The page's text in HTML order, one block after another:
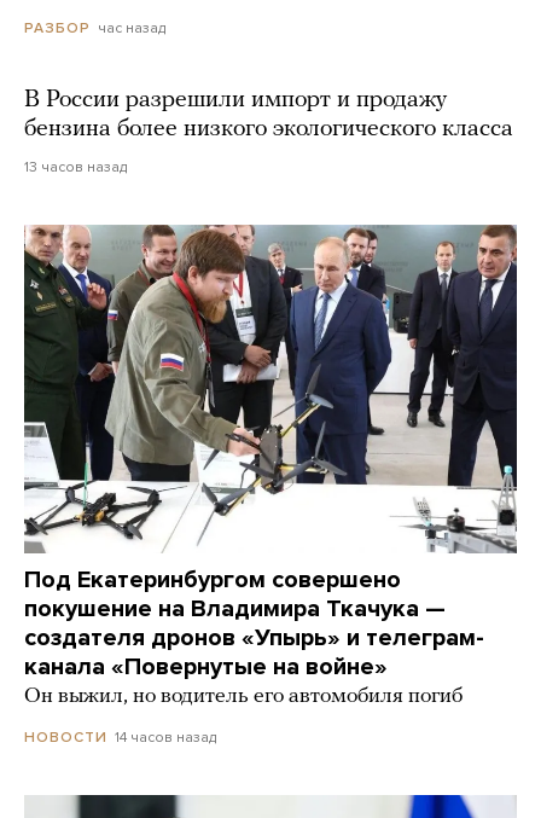
РАЗБОР час назад
В России разрешили импорт и продажу
бензина более низкого экологического класса
13 часов назад
Под Екатеринбургом совершено
покушение на Владимира Ткачука —
создателя дронов «Упырь» и телеграм-
канала «Повернутые на войне»
Он выжил, но водитель его автомобиля погиб
НОВОСТИ 14 часов назад